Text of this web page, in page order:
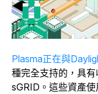
Plasma正在與
種完全支持的，具
sGRID。這些資產